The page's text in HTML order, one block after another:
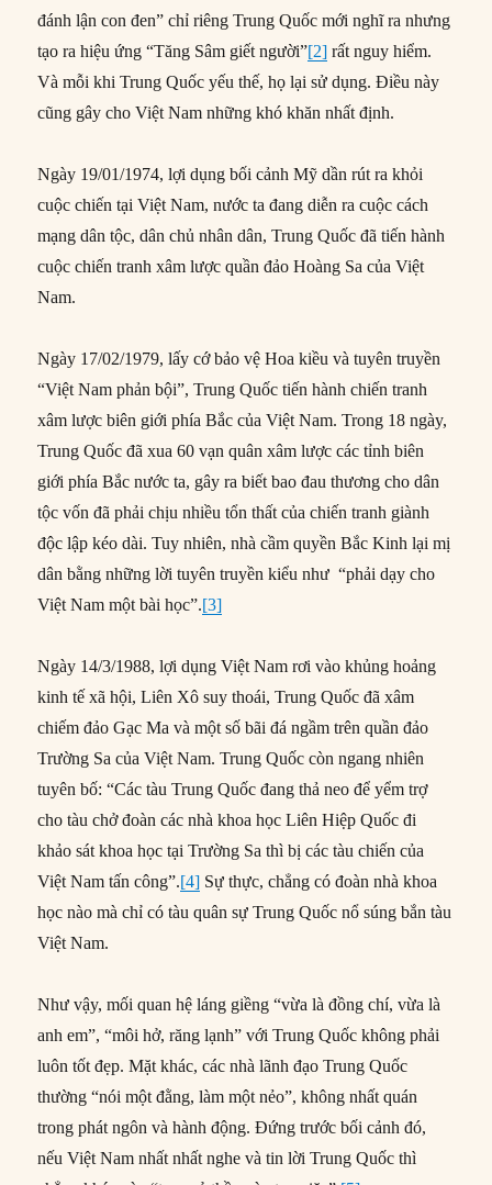
đánh lận con đen” chỉ riêng Trung Quốc mới nghĩ ra nhưng
tạo ra hiệu ứng “Tăng Sâm giết người”[2] rất nguy hiểm.
Và mỗi khi Trung Quốc yếu thế, họ lại sử dụng. Điều này
cũng gây cho Việt Nam những khó khăn nhất định.
Ngày 19/01/1974, lợi dụng bối cảnh Mỹ dần rút ra khỏi
cuộc chiến tại Việt Nam, nước ta đang diễn ra cuộc cách
mạng dân tộc, dân chủ nhân dân, Trung Quốc đã tiến hành
cuộc chiến tranh xâm lược quần đảo Hoàng Sa của Việt
Nam.
Ngày 17/02/1979, lấy cớ bảo vệ Hoa kiều và tuyên truyền
“Việt Nam phản bội”, Trung Quốc tiến hành chiến tranh
xâm lược biên giới phía Bắc của Việt Nam. Trong 18 ngày,
Trung Quốc đã xua 60 vạn quân xâm lược các tỉnh biên
giới phía Bắc nước ta, gây ra biết bao đau thương cho dân
tộc vốn đã phải chịu nhiều tổn thất của chiến tranh giành
độc lập kéo dài. Tuy nhiên, nhà cầm quyền Bắc Kinh lại mị
dân bằng những lời tuyên truyền kiểu như “phải dạy cho
Việt Nam một bài học”.[3]
Ngày 14/3/1988, lợi dụng Việt Nam rơi vào khủng hoảng
kinh tế xã hội, Liên Xô suy thoái, Trung Quốc đã xâm
chiếm đảo Gạc Ma và một số bãi đá ngầm trên quần đảo
Trường Sa của Việt Nam. Trung Quốc còn ngang nhiên
tuyên bố: “Các tàu Trung Quốc đang thả neo để yểm trợ
cho tàu chở đoàn các nhà khoa học Liên Hiệp Quốc đi
khảo sát khoa học tại Trường Sa thì bị các tàu chiến của
Việt Nam tấn công”.[4] Sự thực, chẳng có đoàn nhà khoa
học nào mà chỉ có tàu quân sự Trung Quốc nổ súng bắn tàu
Việt Nam.
Như vậy, mối quan hệ láng giềng “vừa là đồng chí, vừa là
anh em”, “môi hở, răng lạnh” với Trung Quốc không phải
luôn tốt đẹp. Mặt khác, các nhà lãnh đạo Trung Quốc
thường “nói một đằng, làm một nẻo”, không nhất quán
trong phát ngôn và hành động. Đứng trước bối cảnh đó,
nếu Việt Nam nhất nhất nghe và tin lời Trung Quốc thì